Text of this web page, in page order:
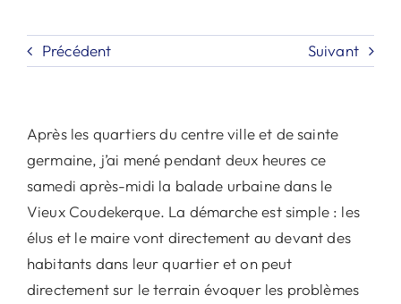
Précédent Suivant
Après les quartiers du centre ville et de sainte
germaine, j’ai mené pendant deux heures ce
samedi après-midi la balade urbaine dans le
Vieux Coudekerque. La démarche est simple : les
élus et le maire vont directement au devant des
habitants dans leur quartier et on peut
directement sur le terrain évoquer les problèmes